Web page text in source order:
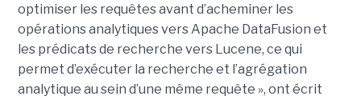
optimiser les requêtes avant d’acheminer les
opérations analytiques vers Apache DataFusion et
les prédicats de recherche vers Lucene, ce qui
permet d’exécuter la recherche et l’agrégation
analytique au sein d’une même requête », ont écrit